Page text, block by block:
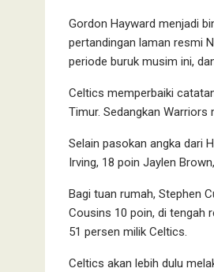
Gordon Hayward menjadi
pertandingan laman resmi
periode buruk musim ini,
Celtics memperbaiki
Timur. Sedangkan Warriors
Selain pasokan angka dari
Irving, 18 poin Jaylen
Bagi tuan rumah, Stephen
Cousins 10 poin, di tengah
51 persen milik Celtics.
Celtics akan lebih dulu